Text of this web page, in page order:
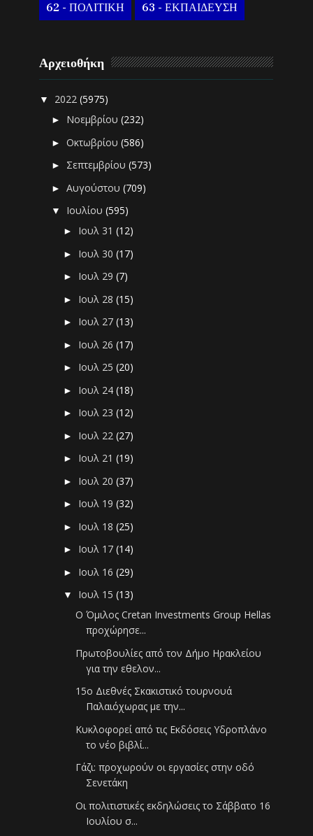
62 - ΠΟΛΙΤΙΚΗ 63 - ΕΚΠΑΙΔΕΥΣΗ
Αρχειοθήκη
▼ 2022(5975)
► Νοεμβρίου(232)
►Οκτωβρίου(586)
► Σεπτεμβρίου(573)
►Αυγούστου(709)
▼ Ιουλίου(595)
► Ιουλ 31(12)
► Ιουλ 30(17)
► Ιουλ 29(7)
► Ιουλ 28(15)
► Ιουλ 27(13)
► Ιουλ 26(17)
► Ιουλ 25(20)
► Ιουλ 24(18)
► Ιουλ 23(12)
► Ιουλ 22(27)
► Ιουλ 21(19)
► Ιουλ 20(37)
► Ιουλ 19(32)
► Ιουλ 18(25)
► Ιουλ 17(14)
► Ιουλ 16(29)
▼ Ιουλ 15(13)
Ο Όμιλος Cretan Investments Group Hellas
προχώρησε...
Πρωτοβουλίες από τον Δήμο Ηρακλείου
για την εθελον...
15ο Διεθνές Σκακιστικό τουρνουά
Παλαιόχωρας με την...
Κυκλοφορεί από τις Εκδόσεις Υδροπλάνο
το νέο βιβλί...
Γάζι: προχωρούν οι εργασίες στην οδό
Σενετάκη
Οι πολιτιστικές εκδηλώσεις το Σάββατο 16
Ιουλίου σ...